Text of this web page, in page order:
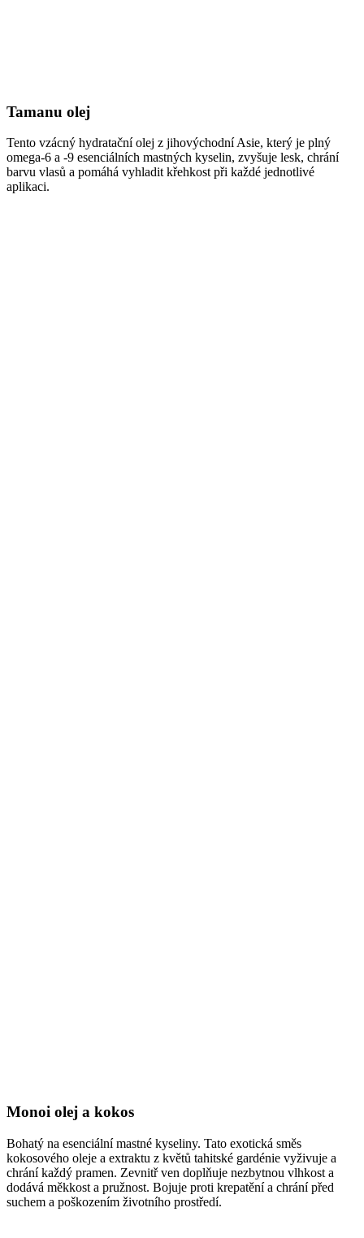
Tamanu olej
Tento vzácný hydratační olej z jihovýchodní Asie, který je plný
omega-6 a -9 esenciálních mastných kyselin, zvyšuje lesk, chrání
barvu vlasů a pomáhá vyhladit křehkost při každé jednotlivé
aplikaci.
Monoi olej a kokos
Bohatý na esenciální mastné kyseliny. Tato exotická směs
kokosového oleje a extraktu z květů tahitské gardénie vyživuje a
chrání každý pramen. Zevnitř ven doplňuje nezbytnou vlhkost a
dodává měkkost a pružnost. Bojuje proti krepatění a chrání před
suchem a poškozením životního prostředí.